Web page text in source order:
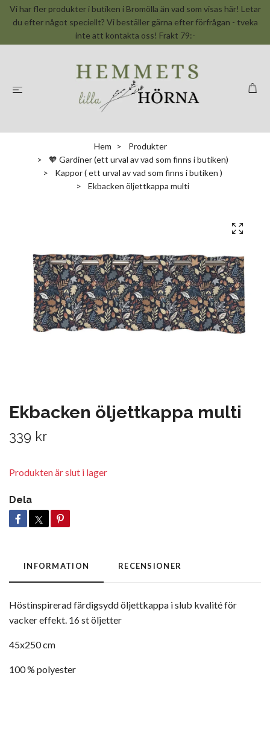
Vi har fler produkter i butiken i Bromölla än vad som visas här! Letar
du efter något speciellt? Vi beställer gärna efter förfrågan - tveka
inte att kontakta oss! Frakt 79:-
Hem
Produkter
🧡 Gardiner (ett urval av vad som finns i butiken)
Kappor ( ett urval av vad som finns i butiken )
Ekbacken öljettkappa multi
Ekbacken öljettkappa multi
339 kr
Produkten är slut i lager
Dela
INFORMATION RECENSIONER
Höstinspirerad färdigsydd öljettkappa i slub kvalité för
vacker effekt. 16 st öljetter
45x250 cm
100 % polyester